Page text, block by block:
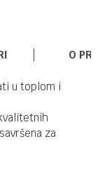
O
u toplom i
za